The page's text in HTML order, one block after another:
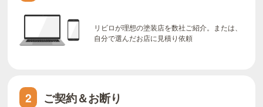
リビロが理想の塗装店を数社ご紹介。または、
自分で選んだお店に見積り依頼
2 ご契約＆お断り